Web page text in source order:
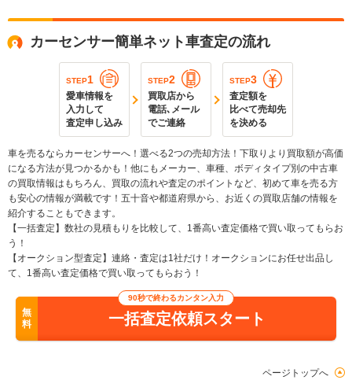
カーセンサー簡単ネット車査定の流れ
STEP1
愛車情報を
入力して
査定申し込み
STEP2
買取店から
電話､メール
でご連絡
STEP3
査定額を
比べて売却先
を決める
車を売るならカーセンサーへ！選べる2つの売却方法！下取りより買取額が高価
になる方法が見つかるかも！他にもメーカー、車種、ボディタイプ別の中古車
の買取情報はもちろん、買取の流れや査定のポイントなど、初めて車を売る方
も安心の情報が満載です！五十音や都道府県から、お近くの買取店舗の情報を
紹介することもできます。
【一括査定】数社の見積もりを比較して、1番高い査定価格で買い取ってもらお
う！
【オークション型査定】連絡・査定は1社だけ！オークションにお任せ出品し
て、1番高い査定価格で買い取ってもらおう！
無
料
90秒で終わるカンタン入力
一括査定依頼スタート
ページトップへ